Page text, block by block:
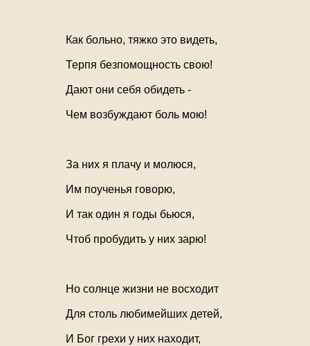
Как больно, тяжко это видеть,
Терпя безпомощность свою!
Дают они себя обидеть -
Чем возбуждают боль мою!
За них я плачу и молюся,
Им поученья говорю,
И так один я годы бьюся,
Чтоб пробудить у них зарю!
Но солнце жизни не восходит
Для столь любимейших детей,
И Бог грехи у них находит,